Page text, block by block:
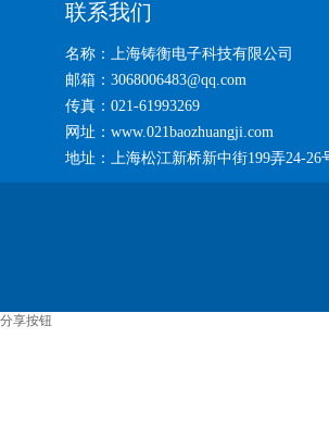
联系我们
名称：上海铸衡电子科技有限公司
邮箱：3068006483@qq.com
传真：021-61993269
网址：www.021baozhuangji.com
地址：上海松江新桥新中街199弄24-26
分享按钮